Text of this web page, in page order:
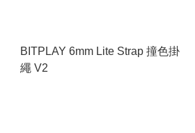
BITPLAY 6mm Lite Strap 撞色掛
繩 V2